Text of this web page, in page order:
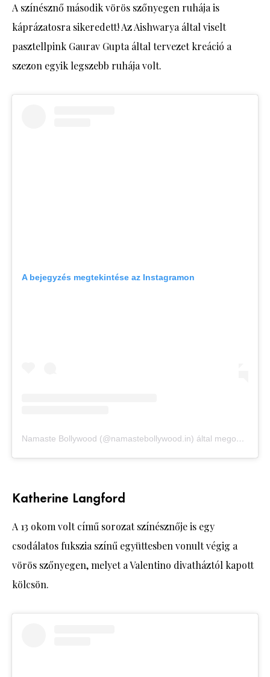
A színésznő második vörös szőnyegen ruhája is
káprázatosra sikeredett! Az Aishwarya által viselt
pasztellpink Gaurav Gupta által tervezet kreáció a
szezon egyik legszebb ruhája volt.
A bejegyzés megtekintése az Instagramon
Namaste Bollywood (@namastebollywood.in) által megosztott bejegyzés
Katherine Langford
A 13 okom volt című sorozat színésznője is egy
csodálatos fukszia színű együttesben vonult végig a
vörös szőnyegen, melyet a Valentino divatháztól kapott
kölcsön.